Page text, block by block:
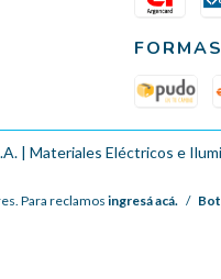
| Materiales Eléctricos e
Para reclamosingresá acá. /